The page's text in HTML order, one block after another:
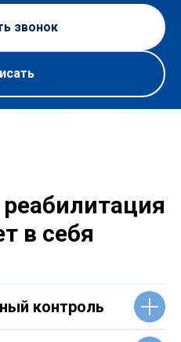
звонок
в себя
контроль